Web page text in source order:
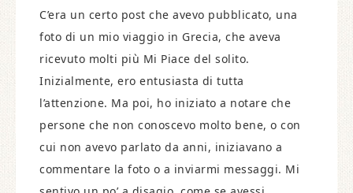
C’era un certo post che avevo pubblicato, una
foto di un mio viaggio in Grecia, che aveva
ricevuto molti più Mi Piace del solito.
Inizialmente, ero entusiasta di tutta
l’attenzione. Ma poi, ho iniziato a notare che
persone che non conoscevo molto bene, o con
cui non avevo parlato da anni, iniziavano a
commentare la foto o a inviarmi messaggi. Mi